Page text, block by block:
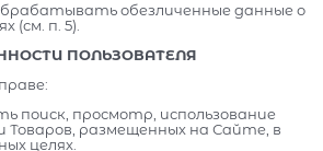
обезличенные данные о
(см. п. 5).
ПОЛЬЗОВАТЕЛЯ
поиск, просмотр, использование
Товаров, размещенных на Сайте, в
целях.